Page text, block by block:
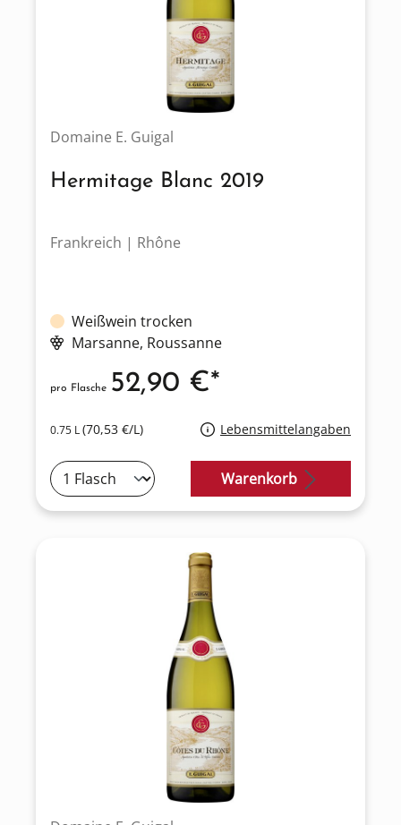
Domaine E. Guigal
Hermitage Blanc 2019
Frankreich | Rhône
Weißwein trocken
Marsanne, Roussanne
0.75 L(70,53 €/L) Lebensmittelangaben
pro Flasche 52,90 €*
Warenkorb